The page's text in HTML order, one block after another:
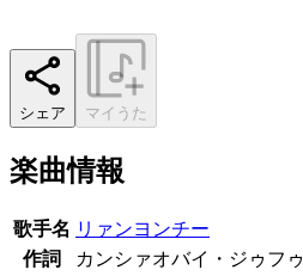
シェア マイうた
楽曲情報
歌手名 リァンヨンチー
作詞
カンシァオバイ・ジゥフゥ